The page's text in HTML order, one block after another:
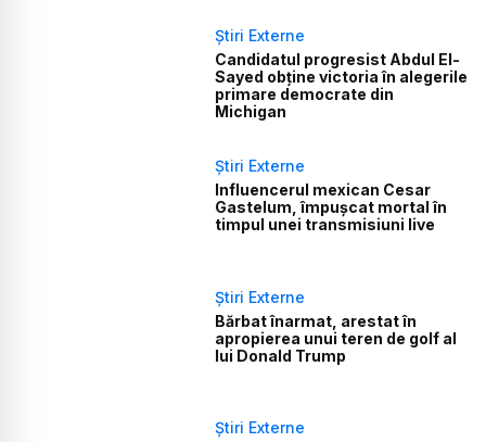
Știri Externe
Candidatul progresist Abdul El-
Sayed obține victoria în alegerile
primare democrate din
Michigan
Știri Externe
Influencerul mexican Cesar
Gastelum, împușcat mortal în
timpul unei transmisiuni live
Știri Externe
Bărbat înarmat, arestat în
apropierea unui teren de golf al
lui Donald Trump
Știri Externe